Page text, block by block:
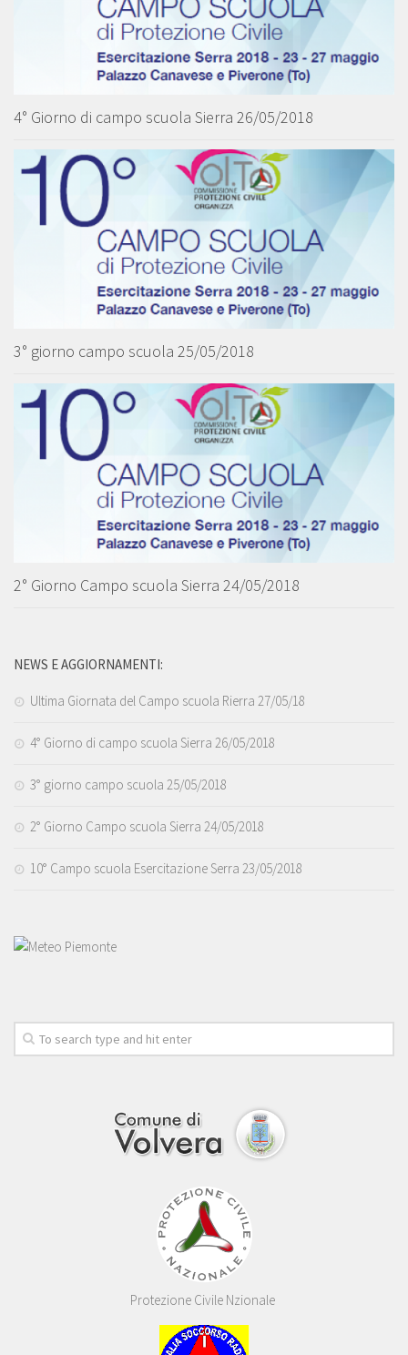
4° Giorno di campo scuola Sierra 26/05/2018
3° giorno campo scuola 25/05/2018
2° Giorno Campo scuola Sierra 24/05/2018
NEWS E AGGIORNAMENTI:
Ultima Giornata del Campo scuola Rierra 27/05/18
4° Giorno di campo scuola Sierra 26/05/2018
3° giorno campo scuola 25/05/2018
2° Giorno Campo scuola Sierra 24/05/2018
10° Campo scuola Esercitazione Serra 23/05/2018
Protezione Civile Nzionale